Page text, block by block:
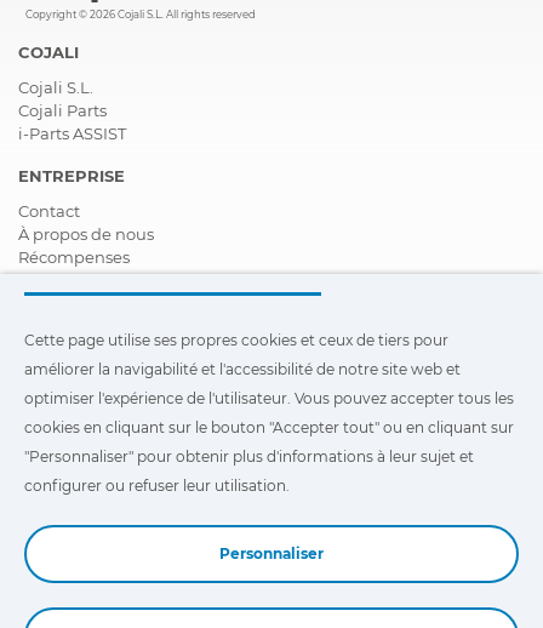
Copyright © 2026 Cojali S.L. All rights reserved
COJALI
Cojali S.L.
Cojali Parts
i-Parts ASSIST
ENTREPRISE
Contact
À propos de nous
Récompenses
Certifications
Responsabilité Sociale D'entreprise
Nouveautés
Vidéos
FAQ - Foire Aux Questions
Cette page utilise ses propres cookies et ceux de tiers pour
améliorer la navigabilité et l'accessibilité de notre site Web et
optimiser l'expérience de l'utilisateur. Vous pouvez cliquer sur
configurer ou refuser leur utilisation.
Cette page utilise ses propres cookies et ceux de tiers pour
améliorer la navigabilité et l'accessibilité de notre site web et
optimiser l'expérience de l'utilisateur. Vous pouvez accepter tous les
cookies en cliquant sur le bouton "Accepter tout" ou en cliquant sur
"Personnaliser" pour obtenir plus d'informations à leur sujet et
configurer ou refuser leur utilisation.
Personnaliser